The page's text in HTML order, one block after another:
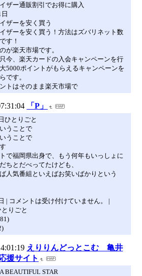
ザー通販割引でお得に購入
ザーを安く買う
ザーを安く買う！方法はズバリネット数
す！
が楽天市場です。
今、楽天カードの入会キャンペーンを行
5000ポイントがもらえるキャンペーンを
です。
トはそのまま楽天市場で
「P」
ひとりごと
うことで
うことで
で福岡県出身で、もう何年もいっしょに
ちとだべってたけども、
人気番組といえばお笑いばかりという
| コメントは受け付けていません。 |
りごと
えりりんどっとこむ 亀井
援サイト
BEAUTIFUL STAR